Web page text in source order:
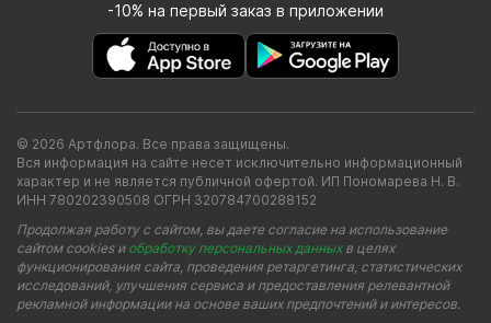
-10% на первый заказ в приложении
© 2026 Артфлора. Все права защищены.
Вся информация на сайте несет исключительно информационный
характер и не является публичной офертой. ИП Пономарева Н. В.
ИНН 780202390508 ОГРН 320784700288152
Продолжая работу с сайтом, вы даете согласие на использование
сайтом cookies и обработку персональных данныхв целях
функционирования сайта, проведения ретаргетинга, статистических
исследований, улучшения сервиса и предоставления релевантной
рекламной информации на основе ваших предпочтений и интересов.